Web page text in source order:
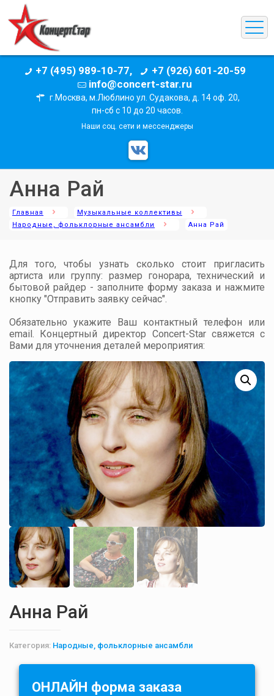
+7 (495) 989-10-77,
+7 (926) 601-20-59
info@concert-star.ru
г.Москва, м.Люблино ул. Судакова, д. 14 оф. 20,
пн-сб с 10 до 20 часов.
Наши соц. сети и мессенджеры
Анна Рай
Главная
Музыкальные коллективы
Народные, фольклорные ансамбли
Анна Рай
Для того, чтобы узнать сколько стоит пригласить
артиста или группу: размер гонорара, технический и
бытовой райдер - заполните форму заказа и нажмите
кнопку "Отправить заявку сейчас".
Обязательно укажите Ваш контактный телефон или
email. Концертный директор Concert-Star свяжется с
Вами для уточнения деталей мероприятия:
Анна Рай
Категория: Народные, фольклорные ансамбли
ОНЛАЙН форма заказа